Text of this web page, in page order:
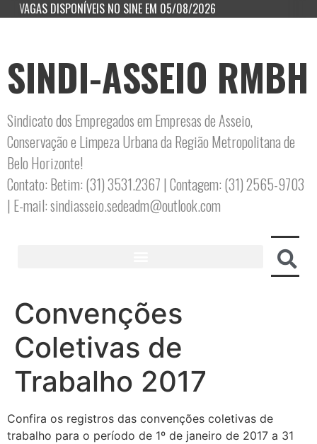
VAGAS DISPONÍVEIS NO SINE EM 05/08/2026
SINDI-ASSEIO RMBH
Sindicato dos Empregados em Empresas de Asseio,
Conservação e Limpeza Urbana da Região Metropolitana de
Belo Horizonte!
Contato: Betim: (31) 3531.2367 | Contagem: (31) 2565-9703
| E-mail: sindiasseio.sedeadm@outlook.com
Convenções
Coletivas de
Trabalho 2017
Confira os registros das convenções coletivas de
trabalho para o período de 1º de janeiro de 2017 a 31